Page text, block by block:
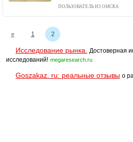
ПОЛЬЗОВАТЕЛЬ ИЗ ОМСКА
« 1 2
Исследование рынка.
Достоверная
исследований! megaresearch.ru
Goszakaz. ru: реальные отзывы о